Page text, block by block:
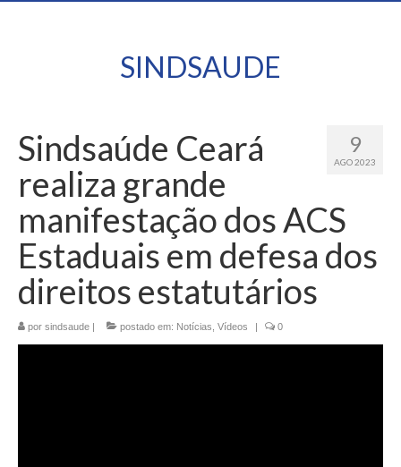
SINDSAUDE
9
AGO 2023
Sindsaúde Ceará
realiza grande
manifestação dos ACS
Estaduais em defesa dos
direitos estatutários
por sindsaude | postado em: Notícias Vídeos | 0